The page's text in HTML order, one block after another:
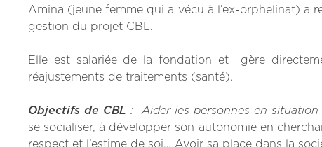
Amina (jeune femme qui a vécu à l’ex-orphelinat) a
gestion du projet CBL.
Elle est salariée de la fondation et gère
réajustements de traitements (santé).
Objectifs de CBL : Aider les personnes en
se socialiser, à développer son autonomie en
respect et l’estime de soi… Avoir sa place dans la